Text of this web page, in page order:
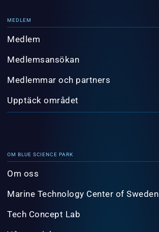
MEDLEM
Medlem
Medlemsansökan
Medlemmar och partners
Upptäck området
OM BLUE SCIENCE PARK
Om oss
Marine Technology Center of Sweden
Tech Concept Lab